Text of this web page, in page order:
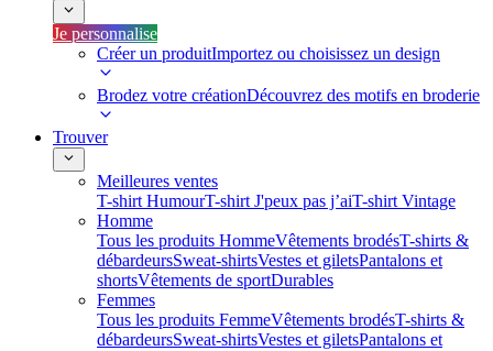
Je personnalise
Créer un produitImportez ou choisissez un design
Brodez votre créationDécouvrez des motifs en broderie
Trouver
Meilleures ventes
T-shirt HumourT-shirt J'peux pas j’aiT-shirt Vintage
Homme
Tous les produits HommeVêtements brodésT-shirts &
débardeursSweat-shirtsVestes et giletsPantalons et
shortsVêtements de sportDurables
Femmes
Tous les produits FemmeVêtements brodésT-shirts &
débardeursSweat-shirtsVestes et giletsPantalons et